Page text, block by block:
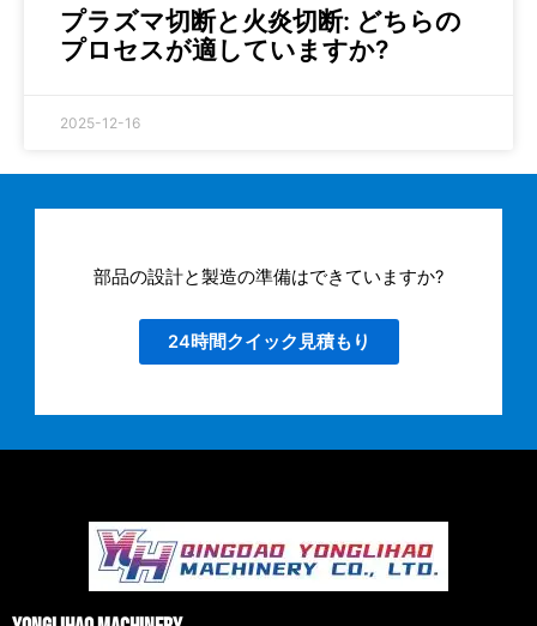
プラズマ切断と火炎切断: どちらの
プロセスが適していますか?
2025-12-16
部品の設計と製造の準備はできていますか?
24時間クイック見積もり